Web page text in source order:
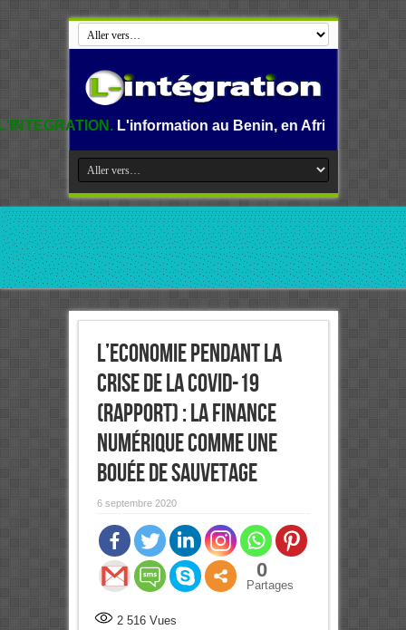
au Benin, en Afrique et dans le monde.
L’Economie pendant la
crise de la Covid-19
(Rapport) : La finance
numérique comme une
bouée de sauvetage
6 septembre 2020
0
Partages
2 516Vues